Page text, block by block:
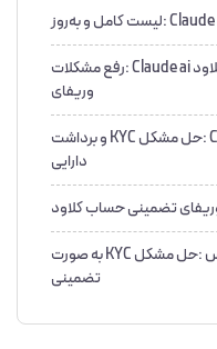
رفع مشکل مسدودی و احراز هویت کلاود Claude ai :رفع مشکلات
وریفای
رفع مسدودی صرافی کوینکس CoinEX :حل مشکل KYC و برداشت
دارایی
احراز هویت و وریفای CoinEx کوینکس :حل مشکل KYC به صورت
تضمینی